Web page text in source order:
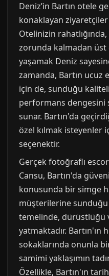
Deniz’in Bartın otele
konaklayan
Otelinizin
zorunda kalmadan üst
yaşamak Deniz
zamanda, Bartın ucuz
için de, sunduğu
performans dengesini
sunar. Bartın'da
özel kılmak isteyenler
seçenektir.
Gerçek fotoğraflı
Cansu, Bartın'da
konusunda bir simge
müşterilerine
temelinde, dürüstlüğü
yatmaktadır. Bartın'ın
sokaklarında onunla
samimi yaklaşımın
Özellikle, Bartın'ın